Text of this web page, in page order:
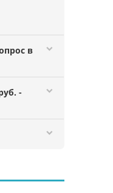
в
-